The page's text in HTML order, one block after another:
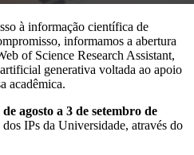
à informação científica de
informamos a abertura
of Science Research Assistant,
generativa voltada ao apoio
acadêmica.
de agosto a 3 de setembro de
IPs da Universidade, através do